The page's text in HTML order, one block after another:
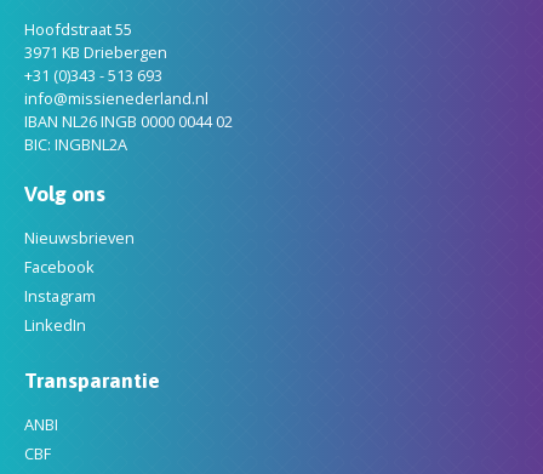
Hoofdstraat 55
3971 KB Driebergen
+31 (0)343 - 513 693
info@missienederland.nl
IBAN NL26 INGB 0000 0044 02
BIC: INGBNL2A
Volg ons
Nieuwsbrieven
Facebook
Instagram
LinkedIn
Transparantie
ANBI
CBF